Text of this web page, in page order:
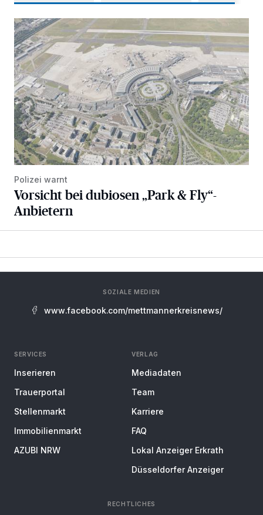
Vorsicht bei dubiosen „Park & Fly“-Anbietern
Polizei warnt
Vorsicht bei dubiosen „Park & Fly“-
Anbietern
SOZIALE MEDIEN
www.facebook.com/mettmannerkreisnews/
SERVICES
Inserieren
Trauerportal
Stellenmarkt
Immobilienmarkt
AZUBI NRW
VERLAG
Mediadaten
Team
Karriere
FAQ
Lokal Anzeiger Erkrath
Düsseldorfer Anzeiger
RECHTLICHES